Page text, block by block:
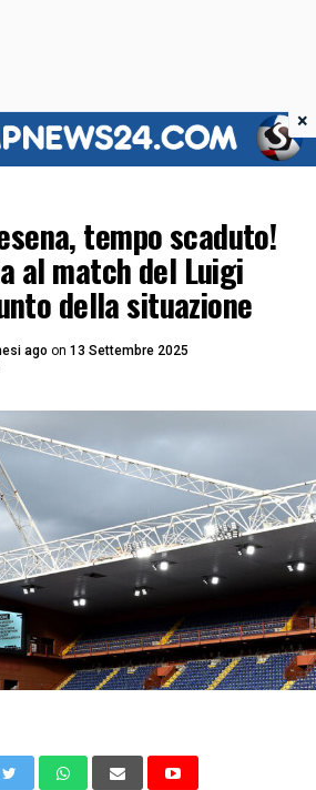
tempo scaduto!
al match del Luigi
della situazione
ago on 13 Settembre 2025
×